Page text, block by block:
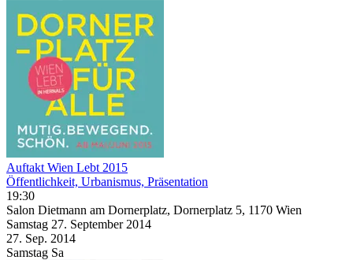
Auftakt Wien Lebt 2015
Öffentlichkeit, Urbanismus, Präsentation
19:30
Salon Dietmann am Dornerplatz, Dornerplatz 5, 1170 Wien
Samstag 27. September 2014
27. Sep. 2014
Samstag Sa